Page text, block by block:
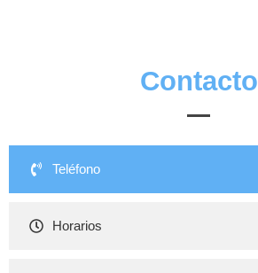
Contacto
Teléfono
Horarios